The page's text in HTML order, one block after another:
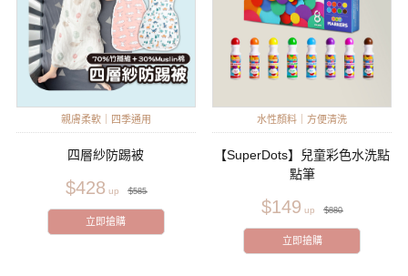
親膚柔軟｜四季通用
四層紗防踢被
$428 $585
立即搶購
水性顏料｜方便清洗
【SuperDots】兒童彩色水洗點
點筆
$149 $880
立即搶購